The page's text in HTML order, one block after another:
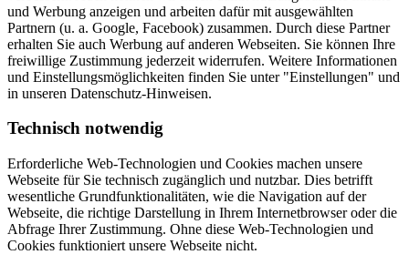
und Werbung anzeigen und arbeiten dafür mit ausgewählten
Partnern (u. a. Google, Facebook) zusammen. Durch diese Partner
erhalten Sie auch Werbung auf anderen Webseiten. Sie können Ihre
freiwillige Zustimmung jederzeit widerrufen. Weitere Informationen
und Einstellungsmöglichkeiten finden Sie unter "Einstellungen" und
in unseren Datenschutz-Hinweisen.
Technisch notwendig
Erforderliche Web-Technologien und Cookies machen unsere
Webseite für Sie technisch zugänglich und nutzbar. Dies betrifft
wesentliche Grundfunktionalitäten, wie die Navigation auf der
Webseite, die richtige Darstellung in Ihrem Internetbrowser oder die
Abfrage Ihrer Zustimmung. Ohne diese Web-Technologien und
Cookies funktioniert unsere Webseite nicht.